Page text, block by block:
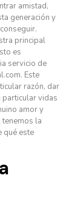
amistad,
generación y
principal
es
servicio de
Este
razón, dar
vidas
amor y
la
qué este